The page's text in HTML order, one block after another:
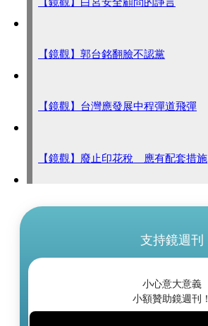
【鏡觀】郭台銘翻臉不認黨
【鏡觀】台灣應發展中程彈道飛彈
【鏡觀】廢止印花稅 應有配套措施
支持鏡週刊
小心意大意義
小額贊助鏡週刊！